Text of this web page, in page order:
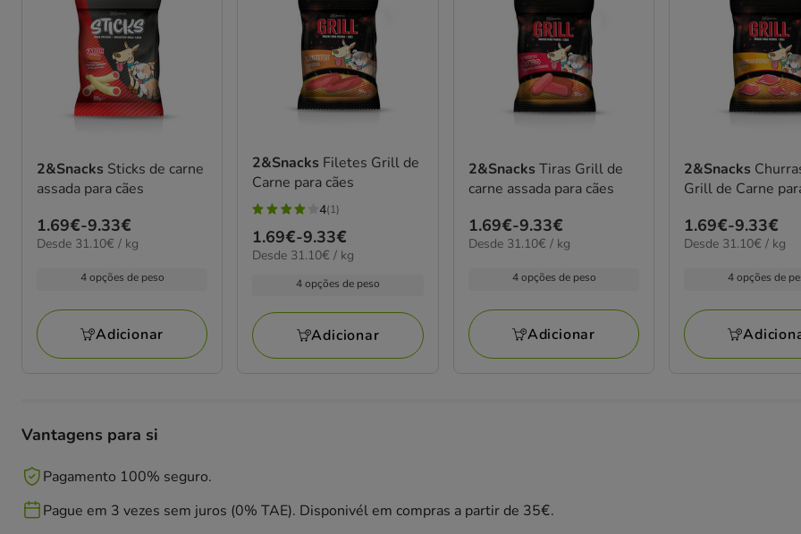
2&Snacks Sticks de carne
assada para cães
Preço
de
9.33€
1.69€-9.33€
31.10€
Desde 31.10€ / kg
4 opções de peso
Adicionar
2&Snacks Filetes Grill de
Carne para cães
4
estrelas
com
4(1)
Preço
de
9.33€
1.69€-9.33€
31.10€
Desde 31.10€ / kg
4 opções de peso
Adicionar
2&Snacks Tiras Grill de
carne assada para cães
Preço
de
9.33€
1.69€-9.33€
31.10€
Desde 31.10€ / kg
4 opções de peso
Adicionar
2&Snacks
Grill de Carne para
Preço
de
9.33€
1.69€-9.33€
31.10€
Desde 31.10€ / kg
4 opções de
Vantagens para si
Pagamento 100% seguro.
Pague em 3 vezes sem juros (0% TAE). Disponivél em compras a partir de 35€.